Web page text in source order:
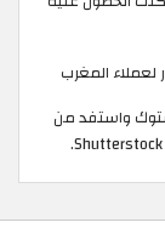
واستفد من